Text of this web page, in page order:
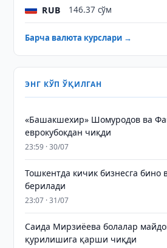
RUB 146.37 сўм
Барча валюта курслари →
ЭНГ КЎП ЎҚИЛГАН
«Башакшехир» Шомуродов ва
еврокубокдан чиқди
23:59 · 30/07
Тошкентда кичик бизнесга бино
берилади
23:07 · 31/07
Саида Мирзиёева болалар
қурилишига қарши чиқди